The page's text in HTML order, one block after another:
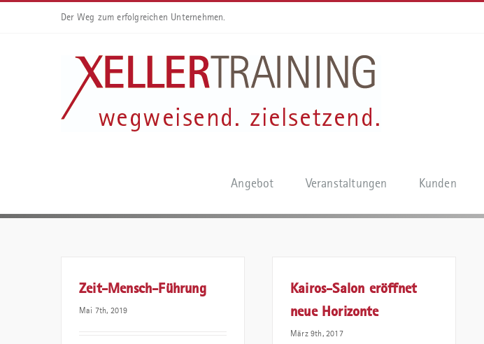
Der Weg zum erfolgreichen Unternehmen.
Angebot Veranstaltungen Kunden
Zeit-Mensch-Führung
Mai 7th, 2019
Kairos-Salon eröffnet
neue Horizonte
März 9th, 2017